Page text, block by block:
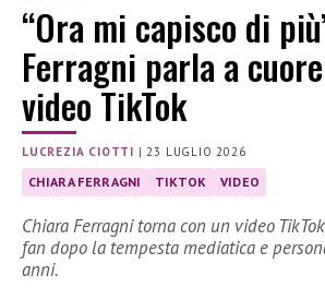
“Ora mi capisco di
Ferragni parla a
video TikTok
LUCREZIA CIOTTI |23 LUGLIO 2026
CHIARA FERRAGNI TIKTOK VIDEO
Chiara Ferragni torna con un video
fan dopo la tempesta mediatica e
anni.